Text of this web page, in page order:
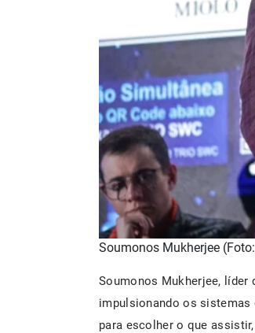
Soumonos Mukherjee
Soumonos Mukherjee, líder
impulsionando os sistemas
para escolher o que